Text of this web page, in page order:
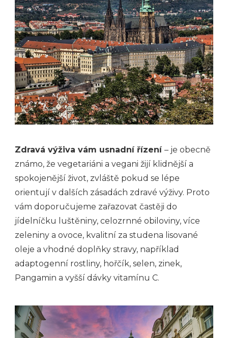
Zdravá výživa vám usnadní řízení – je obecně
známo, že vegetariáni a vegani žijí klidnější a
spokojenější život, zvláště pokud se lépe
orientují v dalších zásadách zdravé výživy. Proto
vám doporučujeme zařazovat častěji do
jídelníčku luštěniny, celozrnné obiloviny, více
zeleniny a ovoce, kvalitní za studena lisované
oleje a vhodné doplňky stravy, například
adaptogenní rostliny, hořčík, selen, zinek,
Pangamin a vyšší dávky vitamínu C.